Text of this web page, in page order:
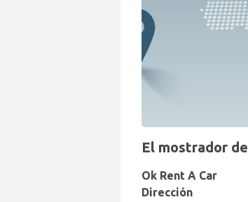
El mostrador
Ok Rent A Car
Dirección